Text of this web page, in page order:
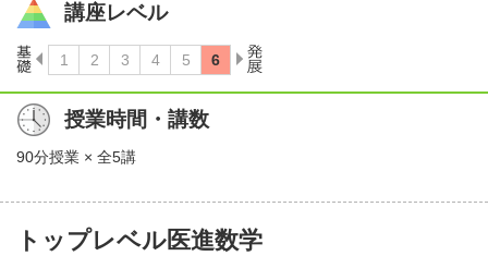
講座レベル
授業時間・講数
90分授業 × 全5講
トップレベル医進数学